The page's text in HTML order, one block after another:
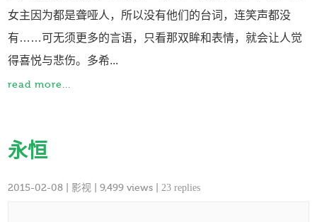
女主因为都是聋哑人，所以没有他们的台词，连笑声都没
有……可无须更多的言语，只看那双眸和表情，就会让人觉
得喜悦与悲伤。多希...
read more...
永恒
2015-02-08 影视 | 9,499 views |23 replies